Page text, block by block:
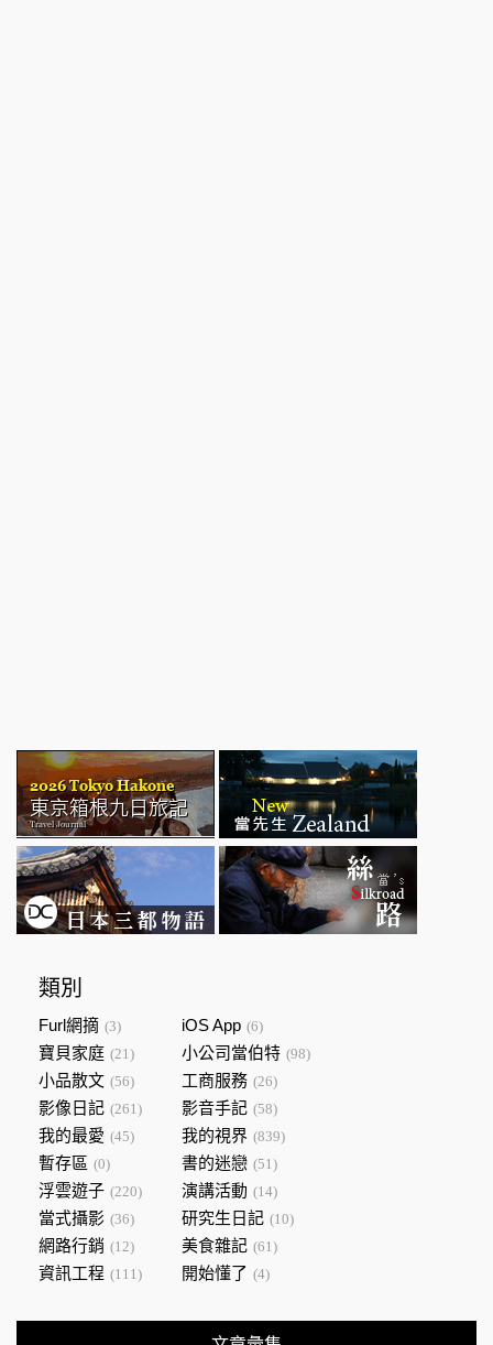
類別
Furl網摘 (3) iOS App (6)
寶貝家庭 (21) 小公司當伯特 (98)
小品散文 (56) 工商服務 (26)
影像日記 (261) 影音手記 (58)
我的最愛 (45) 我的視界 (839)
暫存區 (0) 書的迷戀 (51)
浮雲遊子 (220) 演講活動 (14)
當式攝影 (36) 研究生日記 (10)
網路行銷 (12) 美食雜記 (61)
資訊工程 (111) 開始懂了 (4)